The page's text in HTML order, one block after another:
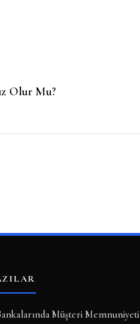
Olur Mu?
Müşteri Memnuniyeti